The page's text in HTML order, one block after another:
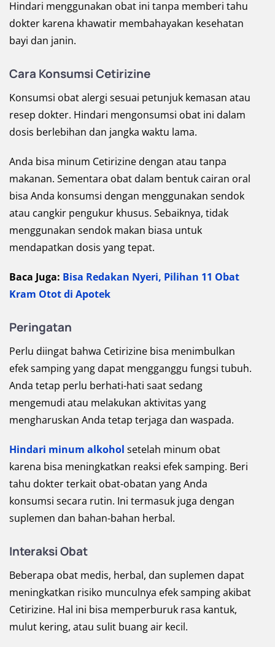
Hindari menggunakan obat ini tanpa memberi tahu
dokter karena khawatir membahayakan kesehatan
bayi dan janin.
Cara Konsumsi Cetirizine
Konsumsi obat alergi sesuai petunjuk kemasan atau
resep dokter. Hindari mengonsumsi obat ini dalam
dosis berlebihan dan jangka waktu lama.
Anda bisa minum Cetirizine dengan atau tanpa
makanan. Sementara obat dalam bentuk cairan oral
bisa Anda konsumsi dengan menggunakan sendok
atau cangkir pengukur khusus. Sebaiknya, tidak
menggunakan sendok makan biasa untuk
mendapatkan dosis yang tepat.
Baca Juga: Bisa Redakan Nyeri, Pilihan 11 Obat
Kram Otot di Apotek
Peringatan
Perlu diingat bahwa Cetirizine bisa menimbulkan
efek samping yang dapat mengganggu fungsi tubuh.
Anda tetap perlu berhati-hati saat sedang
mengemudi atau melakukan aktivitas yang
mengharuskan Anda tetap terjaga dan waspada.
Hindari minum alkohol setelah minum obat
karena bisa meningkatkan reaksi efek samping. Beri
tahu dokter terkait obat-obatan yang Anda
konsumsi secara rutin. Ini termasuk juga dengan
suplemen dan bahan-bahan herbal.
Interaksi Obat
Beberapa obat medis, herbal, dan suplemen dapat
meningkatkan risiko munculnya efek samping akibat
Cetirizine. Hal ini bisa memperburuk rasa kantuk,
mulut kering, atau sulit buang air kecil.